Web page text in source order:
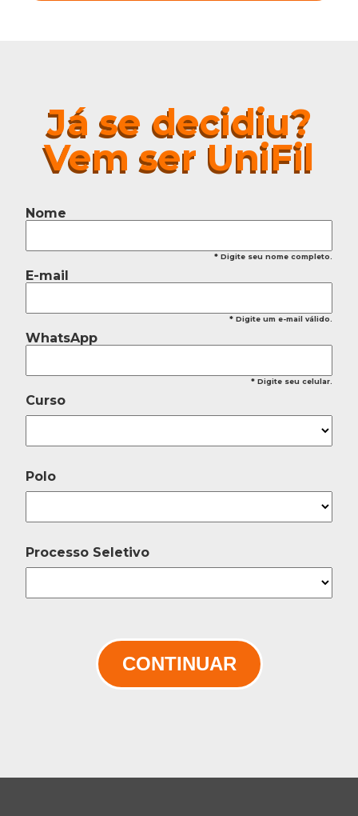
Já se decidiu?
Vem ser UniFil
Nome
* Digite seu nome completo.
E-mail
* Digite um e-mail válido.
WhatsApp
* Digite seu celular.
Curso
Polo
Processo Seletivo